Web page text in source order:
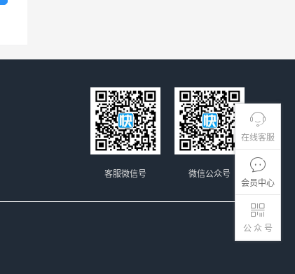
在线客服
会员中心
公 众 号
微信公众号
客服微信号